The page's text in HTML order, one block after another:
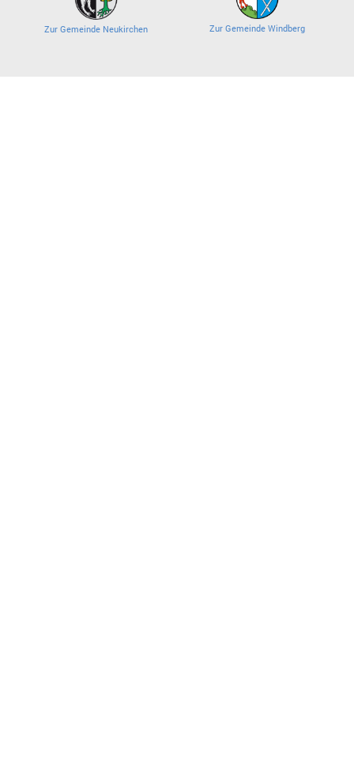
Zur Gemeinde Neukirchen Zur Gemeinde Windberg